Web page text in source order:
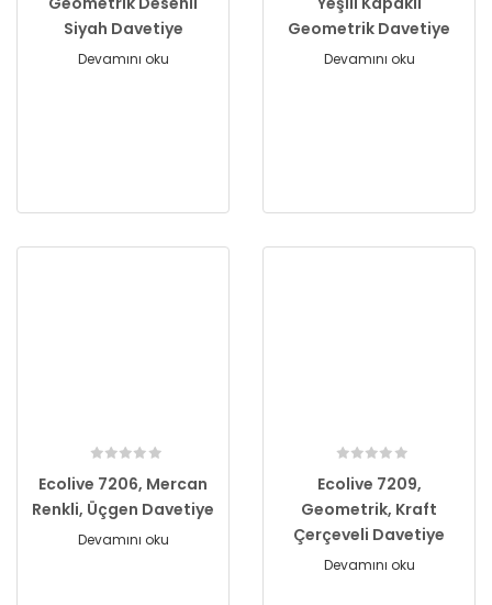
Siyah Davetiye
Devamını oku
Geometrik Davetiye
Devamını oku
Ecolive 7206, Mercan
Renkli, Üçgen Davetiye
Devamını oku
Ecolive 7209,
Geometrik, Kraft
Çerçeveli Davetiye
Devamını oku